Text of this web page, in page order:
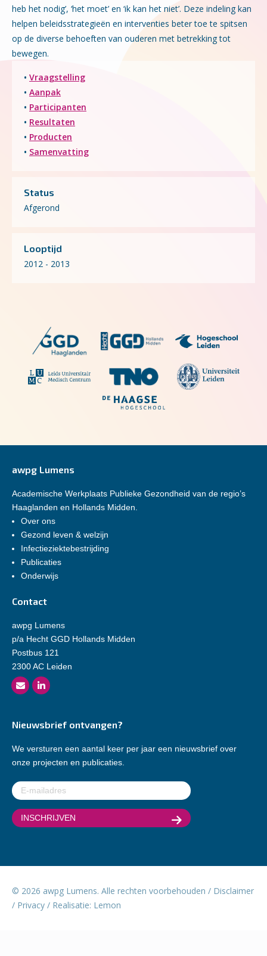
heb het nodig’, ‘het moet’ en ‘ik kan het niet’. Deze indeling kan
helpen beleidsstrategieën en interventies beter toe te spitsen
op de diverse behoeften van ouderen met betrekking tot
bewegen.
• Vraagstelling
• Aanpak
• Participanten
• Resultaten
• Producten
• Samenvatting
Status
Afgerond
Looptijd
2012 - 2013
awpg Lumens
Academische Werkplaats Publieke Gezondheid van de regio’s
Haaglanden en Hollands Midden.
Over ons
Gezond leven & welzijn
Infectieziektebestrijding
Publicaties
Onderwijs
Contact
awpg Lumens
p/a Hecht GGD Hollands Midden
Postbus 121
2300 AC Leiden
Nieuwsbrief ontvangen?
We versturen een aantal keer per jaar een nieuwsbrief over
onze projecten en publicaties.
E-
mailadres(Vereist)
© 2026 awpg Lumens. Alle rechten voorbehouden / Disclaimer
/ Privacy / Realisatie: Lemon